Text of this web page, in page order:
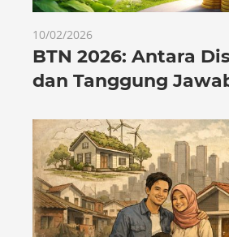
10/02/2026
BTN 2026: Antara
dan Tanggung